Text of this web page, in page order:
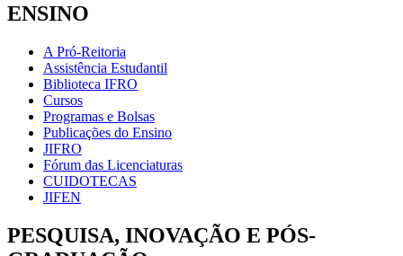
ENSINO
A Pró-Reitoria
Assistência Estudantil
Biblioteca IFRO
Cursos
Programas e Bolsas
Publicações do Ensino
JIFRO
Fórum das Licenciaturas
CUIDOTECAS
JIFEN
PESQUISA, INOVAÇÃO E PÓS-